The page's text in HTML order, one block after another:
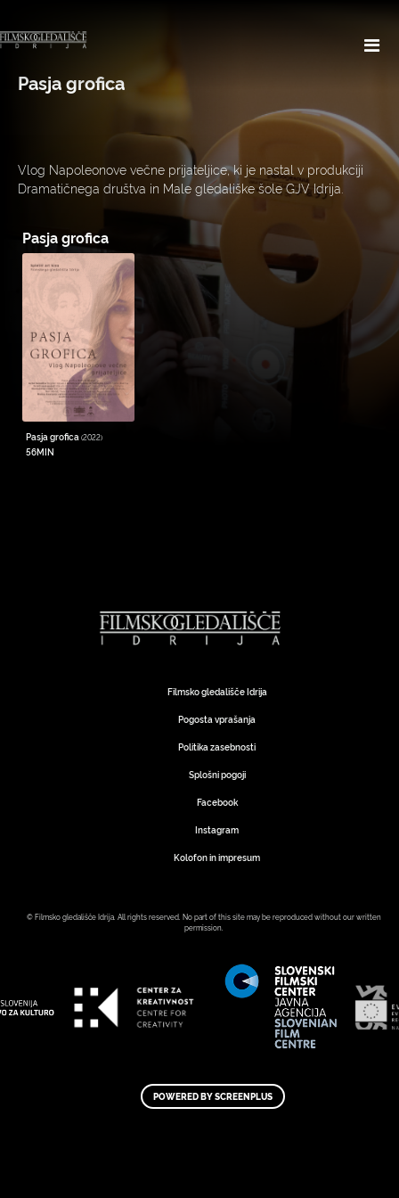
Pasja grofica
Vlog Napoleonove večne prijateljice, ki je nastal v produkciji
Dramatičnega društva in Male gledališke šole GJV Idrija.
Pasja grofica
Pasja grofica (2022)
56MIN
Filmsko gledališče Idrija
Pogosta vprašanja
Politika zasebnosti
Splošni pogoji
Facebook
Instagram
Kolofon in impresum
© Filmsko gledališče Idrija. All rights reserved. No part of this site may be reproduced without our written
permission.
POWERED BY SCREENPLUS